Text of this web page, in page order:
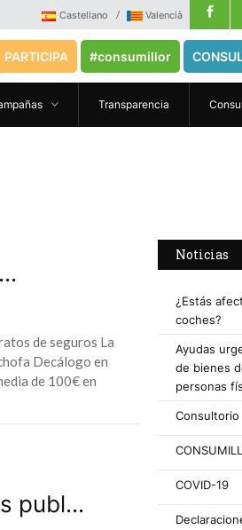
Castellano Valencià
PARTICIPA #consumillor
Transparencia
de seguros La
Decálogo en
de 100€ en
publ...
Noticias
¿Estás
coches?
Ayudas
de bienes
personas
Consultorio
COVID-19